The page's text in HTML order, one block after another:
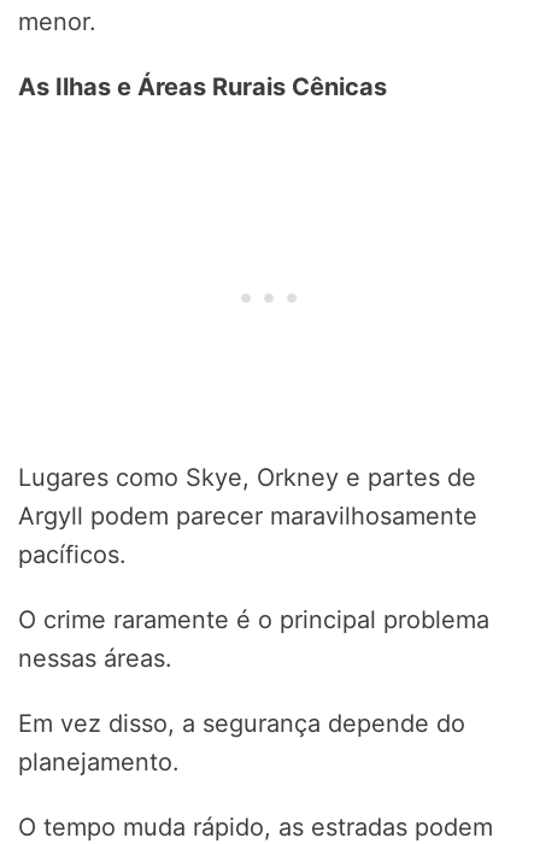
menor.
As Ilhas e Áreas Rurais Cênicas
Lugares como Skye, Orkney e partes de
Argyll podem parecer maravilhosamente
pacíficos.
O crime raramente é o principal problema
nessas áreas.
Em vez disso, a segurança depende do
planejamento.
O tempo muda rápido, as estradas podem